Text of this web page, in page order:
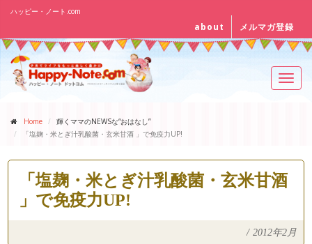
ハッピー・ノート.com
about メルマガ登録
Home
輝くママのNEWSな“おはなし”
「塩麹・米とぎ汁乳酸菌・玄米甘酒 」で免疫力UP!
「塩麹・米とぎ汁乳酸菌・玄米甘酒
」で免疫力UP!
/ 2012年2月